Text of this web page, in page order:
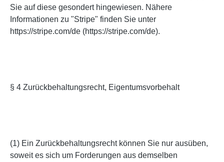
Sie auf diese gesondert hingewiesen. Nähere
Informationen zu "Stripe" finden Sie unter
https://stripe.com/de (https://stripe.com/de).
§ 4 Zurückbehaltungsrecht, Eigentumsvorbehalt
(1) Ein Zurückbehaltungsrecht können Sie nur ausüben,
soweit es sich um Forderungen aus demselben